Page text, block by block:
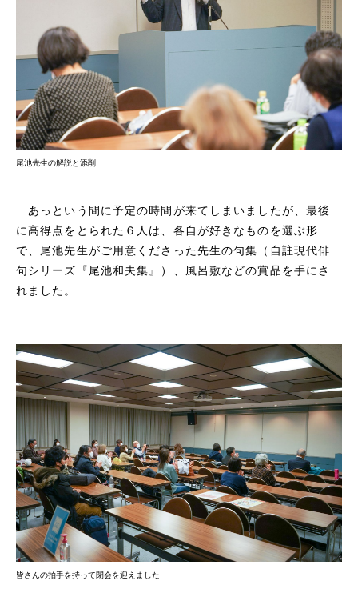
尾池先生の解説と添削
あっという間に予定の時間が来てしまいましたが、最後
に高得点をとられた６人は、各自が好きなものを選ぶ形
で、尾池先生がご用意くださった先生の句集（自註現代俳
句シリーズ『尾池和夫集』）、風呂敷などの賞品を手にさ
れました。
皆さんの拍手を持って閉会を迎えました